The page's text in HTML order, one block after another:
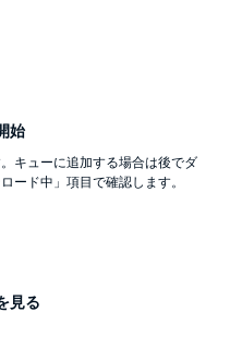
始
キューに追加する場合は後でダ
ード中」項目で確認します。
見る